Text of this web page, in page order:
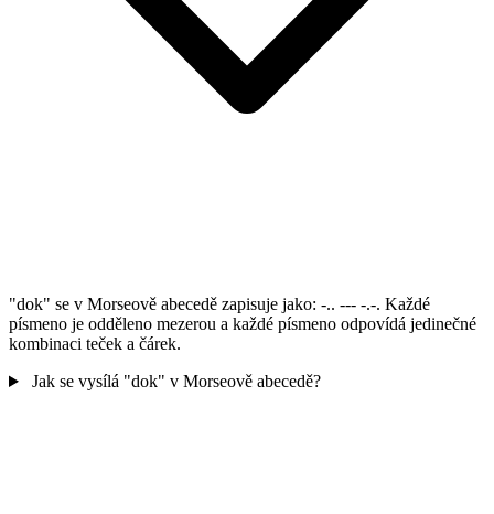
"dok" se v Morseově abecedě zapisuje jako: -.. --- -.-. Každé
písmeno je odděleno mezerou a každé písmeno odpovídá jedinečné
kombinaci teček a čárek.
Jak se vysílá "dok" v Morseově abecedě?